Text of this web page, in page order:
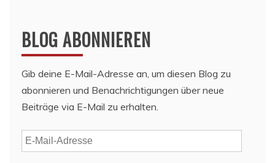
BLOG ABONNIEREN
Gib deine E-Mail-Adresse an, um diesen Blog zu
abonnieren und Benachrichtigungen über neue
Beiträge via E-Mail zu erhalten.
E-
Mail-